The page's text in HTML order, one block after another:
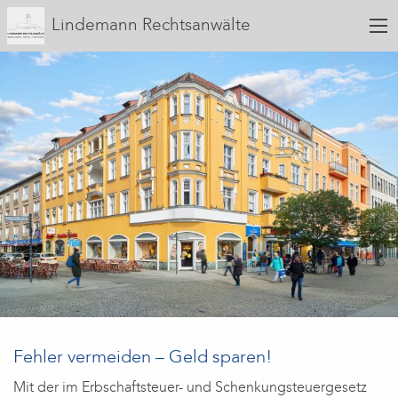
Lindemann Rechtsanwälte
Fehler vermeiden – Geld sparen!
Mit der im Erbschaftsteuer- und Schenkungsteuergesetz